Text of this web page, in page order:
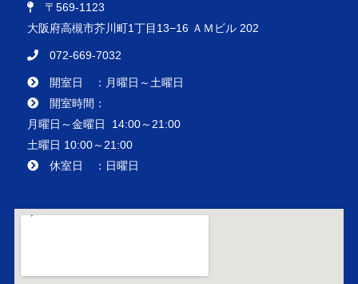
〒569-1123
大阪府高槻市芥川町1丁目13−16 ＡＭビル 202
072-669-7032
開室日 ：月曜日～土曜日
開室時間：
月曜日～金曜日 14:00～21:00
土曜日 10:00～21:00
休室日 ：日曜日